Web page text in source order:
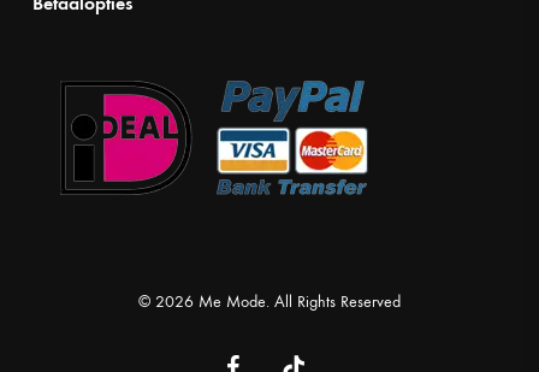
© 2026 Me Mode. All Rights Reserved
facebooktiktok